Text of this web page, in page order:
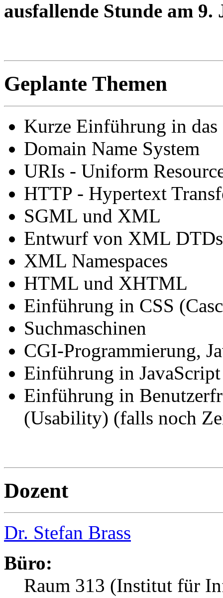
ausfallende Stunde am
Geplante Themen
Kurze Einführung in das
Domain Name System
URIs - Uniform
HTTP - Hypertext
SGML und XML
Entwurf von XML
XML Namespaces
HTML und XHTML
Einführung in CSS
Suchmaschinen
CGI-Programmierung,
Einführung in
Einführung in
(Usability) (falls noch
Dozent
Dr. Stefan Brass
Büro:
Raum 313 (Institut für